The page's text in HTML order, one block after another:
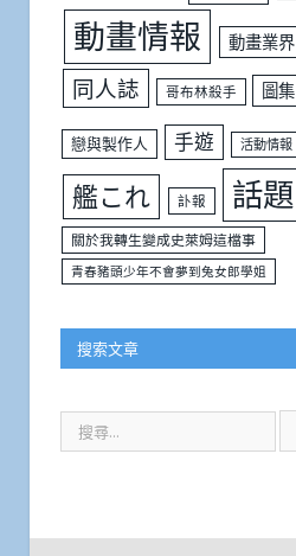
動畫情報 動畫業界
同人誌 哥布林殺手 圖集
戀與製作人 手遊 活動情報
艦これ 訃報 話題
關於我轉生變成史萊姆這檔事
青春豬頭少年不會夢到兔女郎學姐
搜索文章